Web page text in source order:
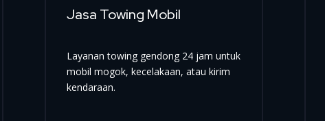
Jasa Towing Mobil
Layanan towing gendong 24 jam untuk
mobil mogok, kecelakaan, atau kirim
kendaraan.